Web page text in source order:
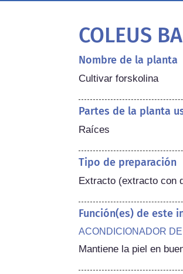
COLEUS
Nombre de la planta
Cultivar forskolina
Partes de la planta
Raíces
Tipo de preparación
Extracto (extracto con
Función(es) de este
ACONDICIONADOR
Mantiene la piel en